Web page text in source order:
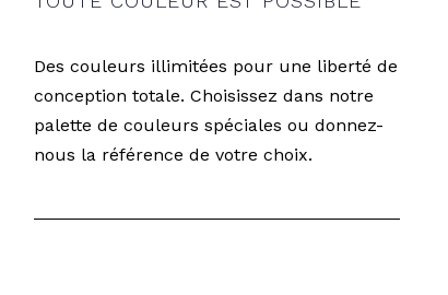
Des couleurs illimitées pour une liberté de
conception totale. Choisissez dans notre
palette de couleurs spéciales ou donnez-
nous la référence de votre choix.